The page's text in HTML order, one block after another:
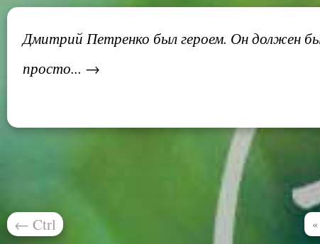
Дмитрий Петренко был героем. Он должен
просто... →
← Ctrl «